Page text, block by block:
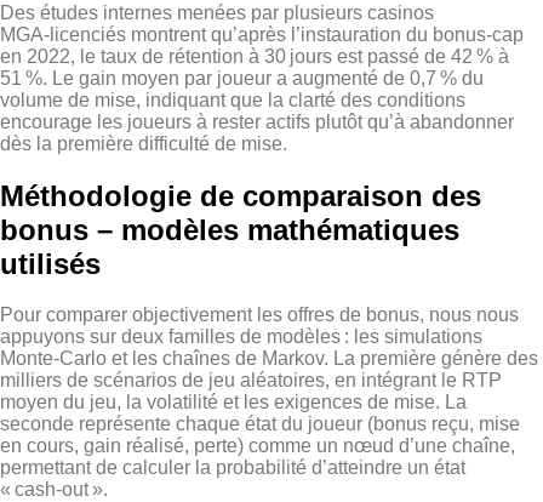
Des études internes menées par plusieurs casinos
MGA‑licenciés montrent qu’après l’instauration du bonus‑cap
en 2022, le taux de rétention à 30 jours est passé de 42 % à
51 %. Le gain moyen par joueur a augmenté de 0,7 % du
volume de mise, indiquant que la clarté des conditions
encourage les joueurs à rester actifs plutôt qu’à abandonner
dès la première difficulté de mise.
Méthodologie de comparaison des
bonus – modèles mathématiques
utilisés
Pour comparer objectivement les offres de bonus, nous nous
appuyons sur deux familles de modèles : les simulations
Monte‑Carlo et les chaînes de Markov. La première génère des
milliers de scénarios de jeu aléatoires, en intégrant le RTP
moyen du jeu, la volatilité et les exigences de mise. La
seconde représente chaque état du joueur (bonus reçu, mise
en cours, gain réalisé, perte) comme un nœud d’une chaîne,
permettant de calculer la probabilité d’atteindre un état
« cash‑out ».